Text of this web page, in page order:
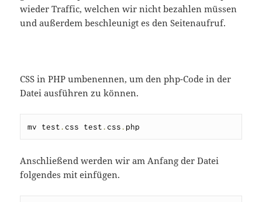
wieder Traffic, welchen wir nicht bezahlen müssen
und außerdem beschleunigt es den Seitenaufruf.
CSS in PHP umbenennen, um den php-Code in der
Datei ausführen zu können.
mv test .css test .css .php
Anschließend werden wir am Anfang der Datei
folgendes mit einfügen.